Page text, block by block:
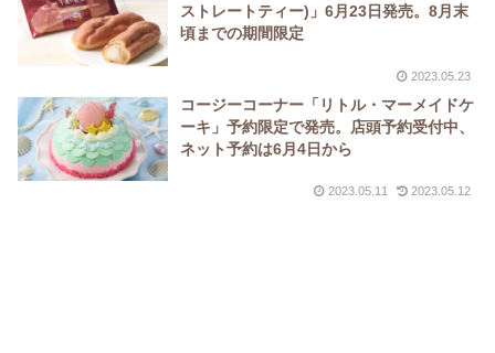
ストレートティー)」6月23日発売。8月末
頃までの期間限定
2023.05.23
コージーコーナー「リトル・マーメイドケ
ーキ」予約限定で発売。店頭予約受付中、
ネット予約は6月4日から
2023.05.11 2023.05.12